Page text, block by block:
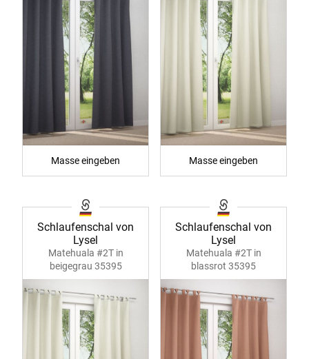
Masse eingeben Masse eingeben
Schlaufenschal von
Lysel
Matehuala #2T in
beigegrau 35395
Schlaufenschal von
Lysel
Matehuala #2T in
blassrot 35395